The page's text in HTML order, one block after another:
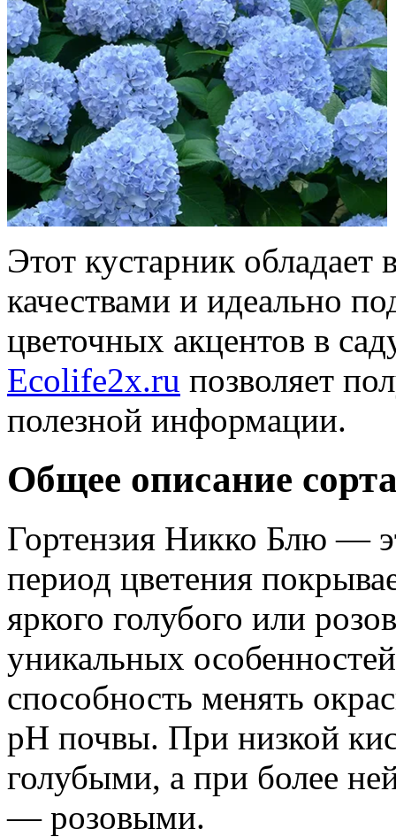
Этот кустарник
качествами и идеально
цветочных акцентов в
Ecolife2x.ru позволяет
полезной информации.
Общее описание
Гортензия Никко Блю —
период цветения
яркого голубого или
уникальных особенностей
способность менять
pH почвы. При низкой
голубыми, а при более
— розовыми.